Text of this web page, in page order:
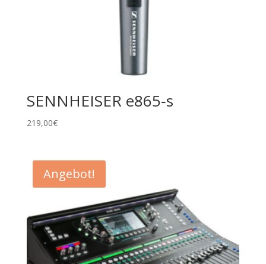
SENNHEISER e865‑s
219,00€
Angebot!